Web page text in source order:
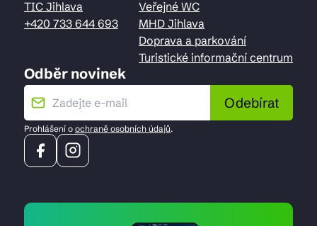
TIC Jihlava
+420 733 644 693
Veřejné WC
MHD Jihlava
Doprava a parkování
Turistické informační centrum
Odběr novinek
Odebírat
Prohlášení o ochraně osobních údajů.